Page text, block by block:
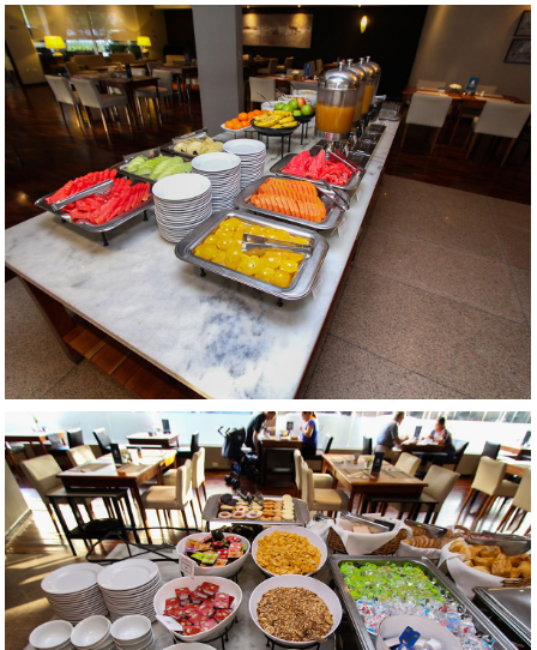
AMPLIAR
AMPLIAR